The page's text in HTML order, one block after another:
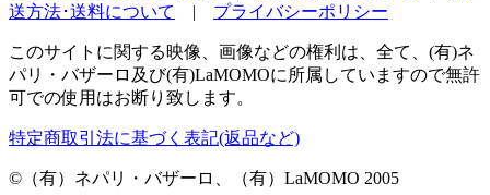
送方法･送料について
| プライバシーポリシー
このサイトに関する映像、画像などの権利は、全て、(有)ネ
パリ・バザーロ及び(有)LaMOMOに所属していますので無許
可での使用はお断り致します。
特定商取引法に基づく表記(返品など)
©（有）ネパリ・バザーロ、（有）LaMOMO 2005